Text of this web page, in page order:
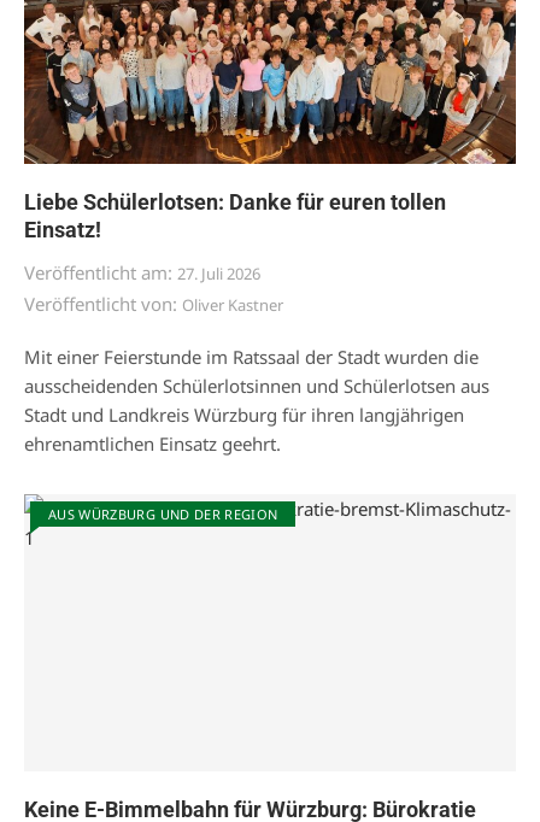
Liebe Schülerlotsen: Danke für euren tollen
Einsatz!
Veröffentlicht am: 27. Juli 2026
Veröffentlicht von: Oliver Kastner
Mit einer Feierstunde im Ratssaal der Stadt wurden die
ausscheidenden Schülerlotsinnen und Schülerlotsen aus
Stadt und Landkreis Würzburg für ihren langjährigen
ehrenamtlichen Einsatz geehrt.
AUS WÜRZBURG UND DER REGION
Keine E-Bimmelbahn für Würzburg: Bürokratie